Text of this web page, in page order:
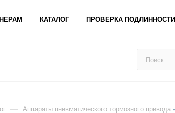
КАТАЛОГ ПРОВЕРКА ПОДЛИННОСТИ
— Аппараты пневматического тормозного привода